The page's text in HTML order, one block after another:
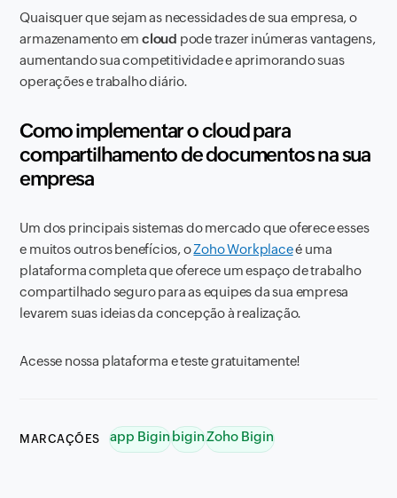
Quaisquer que sejam as necessidades de sua empresa, o
armazenamento emcloud pode trazer inúmeras vantagens,
aumentando sua competitividade e aprimorando suas
operações e trabalho diário.
Como implementar o cloud para
compartilhamento de documentos na sua
empresa
Um dos principais sistemas do mercado que oferece esses
e muitos outros benefícios, oZoho Workplaceé uma
plataforma completa que oferece um espaço de trabalho
compartilhado seguro para as equipes da sua empresa
levarem suas ideias da concepção à realização.
Acesse nossa plataforma e teste gratuitamente!
MARCAÇÕES app BiginbiginZoho Bigin